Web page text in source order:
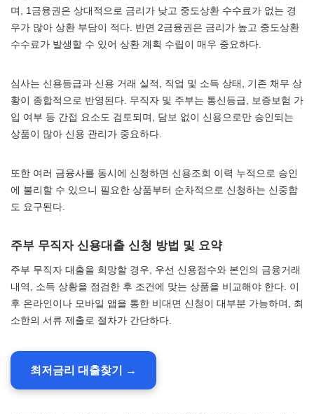
며, 1금융권은 상대적으로 금리가 낮고 중도상환 수수료가 없는 경
우가 많아 상환 부담이 적다. 반면 2금융권은 금리가 높고 중도상환
수수료가 발생할 수 있어 상환 계획 수립이 매우 중요하다.
심사는 신용등급과 신용 거래 실적, 직업 및 소득 상태, 기존 채무 상
황이 종합적으로 반영된다. 무직자 및 주부는 통신등급, 보증보험 가
입 여부 등 간접 요소도 검토되며, 담보 없이 신용으로만 승인되는
상품이 많아 신용 관리가 중요하다.
또한 여러 금융사를 동시에 신청하면 신용조회 이력 누적으로 승인
에 불리할 수 있으니 필요한 상품부터 순차적으로 신청하는 신중함
도 요구된다.
주부 무직자 신용대출 신청 방법 및 요약
주부 무직자 대출을 희망할 경우, 우선 신용점수와 본인의 금융거래
내역, 소득 상황을 점검한 후 조건에 맞는 상품을 비교해야 한다. 이
후 온라인이나 모바일 앱을 통한 비대면 신청이 대부분 가능하며, 최
소한의 서류 제출로 절차가 간단하다.
최저금리 대출찾기 →